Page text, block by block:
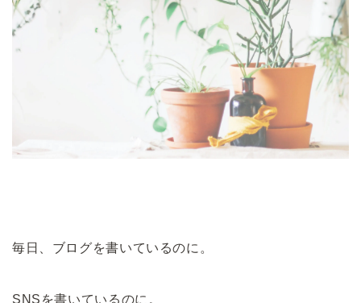
毎日、ブログを書いているのに。
SNSを書いているのに。